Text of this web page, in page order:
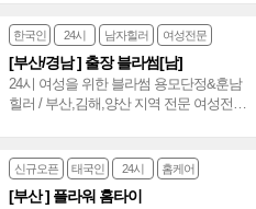
한국인 24시 남자힐러 여성전문
[부산/경남 ] 출장 블라썸[남]
24시 여성을 위한 블라썸 용모단정&훈남
힐러 / 부산,김해,양산 지역 전문 여성전용
신규오픈 태국인 24시 홈케어
[부산 ] 플라워 홈타이